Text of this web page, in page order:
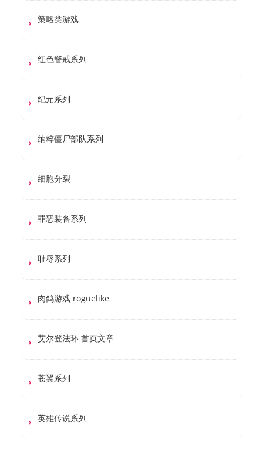
策略类游戏
红色警戒系列
纪元系列
纳粹僵尸部队系列
细胞分裂
罪恶装备系列
耻辱系列
肉鸽游戏 roguelike
艾尔登法环 首页文章
苍翼系列
英雄传说系列